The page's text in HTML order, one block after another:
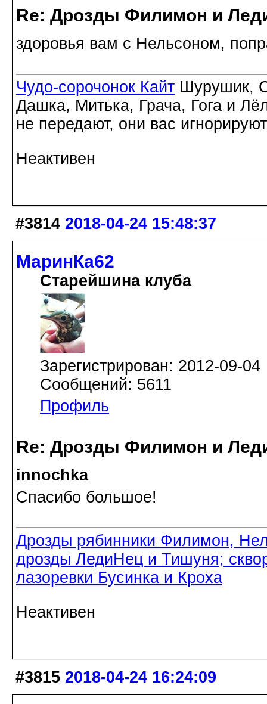
Re: Дрозды Филимон и
здоровья вам с Нельсоном,
Чудо-сорочонок Кайт Шурушик,
Дашка, Митька, Грача, Гога и
не передают, они вас игнорируют
Неактивен
#3814 2018-04-24 15:48:37
МаринКа62
Старейшина клуба
Зарегистрирован: 2012-09-04
Сообщений: 5611
Профиль
Re: Дрозды Филимон и
innochka
Спасибо большое!
Дрозды рябинники Филимон,
дрозды ЛедиНец и Тишуня;
лазоревки Бусинка и Кроха
Неактивен
#3815 2018-04-24 16:24:09